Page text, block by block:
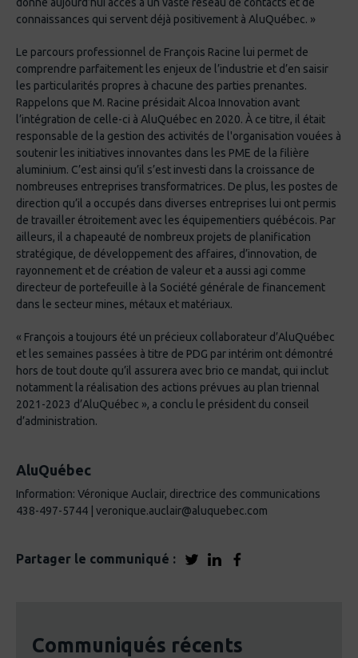
donne aujourd’hui accès à un vaste réseau de contacts et de
connaissances qui servent déjà positivement à AluQuébec. »
Le parcours professionnel de François Racine lui permet de
comprendre parfaitement les enjeux de l’industrie et d’en saisir
les particularités propres à chacune des parties prenantes.
Rappelons que M. Racine présidait Alcoa Innovation avant
l’intégration de celle-ci à AluQuébec en 2020. À ce titre, il était
responsable de la gestion des activités de l'organisation vouées à
soutenir les initiatives innovantes dans les PME de la filière
aluminium. C’est ainsi qu’il s’est investi dans la croissance de
nombreuses entreprises transformatrices. De plus, les postes de
direction qu’il a occupés dans diverses entreprises lui ont permis
de travailler étroitement avec les équipementiers québécois. Par
ailleurs, il a chapeauté de nombreux projets de planification
stratégique, de développement des affaires, d’innovation, de
rayonnement et de création de valeur et a aussi agi comme
directeur de portefeuille à la Société générale de financement
dans le secteur mines, métaux et matériaux.
« François a toujours été un précieux collaborateur d’AluQuébec
et les semaines passées à titre de PDG par intérim ont démontré
hors de tout doute qu’il assurera avec brio ce mandat, qui inclut
notamment la réalisation des actions prévues au plan triennal
2021-2023 d’AluQuébec », a conclu le président du conseil
d’administration.
AluQuébec
Information: Véronique Auclair, directrice des communications
438-497-5744 | veronique.auclair@aluquebec.com
Partager le communiqué :
Communiqués récents